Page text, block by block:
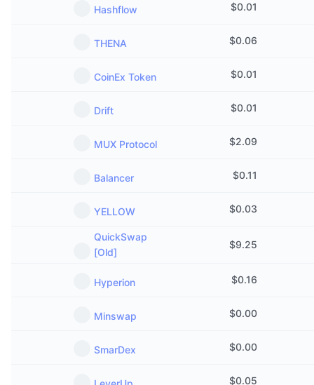
Hashflow $0.01
THENA $0.06
CoinEx Token $0.01
Drift $0.01
MUX Protocol $2.09
Balancer $0.11
YELLOW $0.03
QuickSwap
[Old]
$9.25
Hyperion $0.16
Minswap $0.00
SmarDex $0.00
$0.05